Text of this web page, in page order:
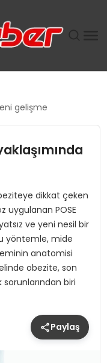
HEDEF
gelişme
dikkat çeken
uygulanan POSE
ve yeni nesil bir
yöntemle, mide
anatomisi
obezite, son
sorunlarından biri
Paylaş